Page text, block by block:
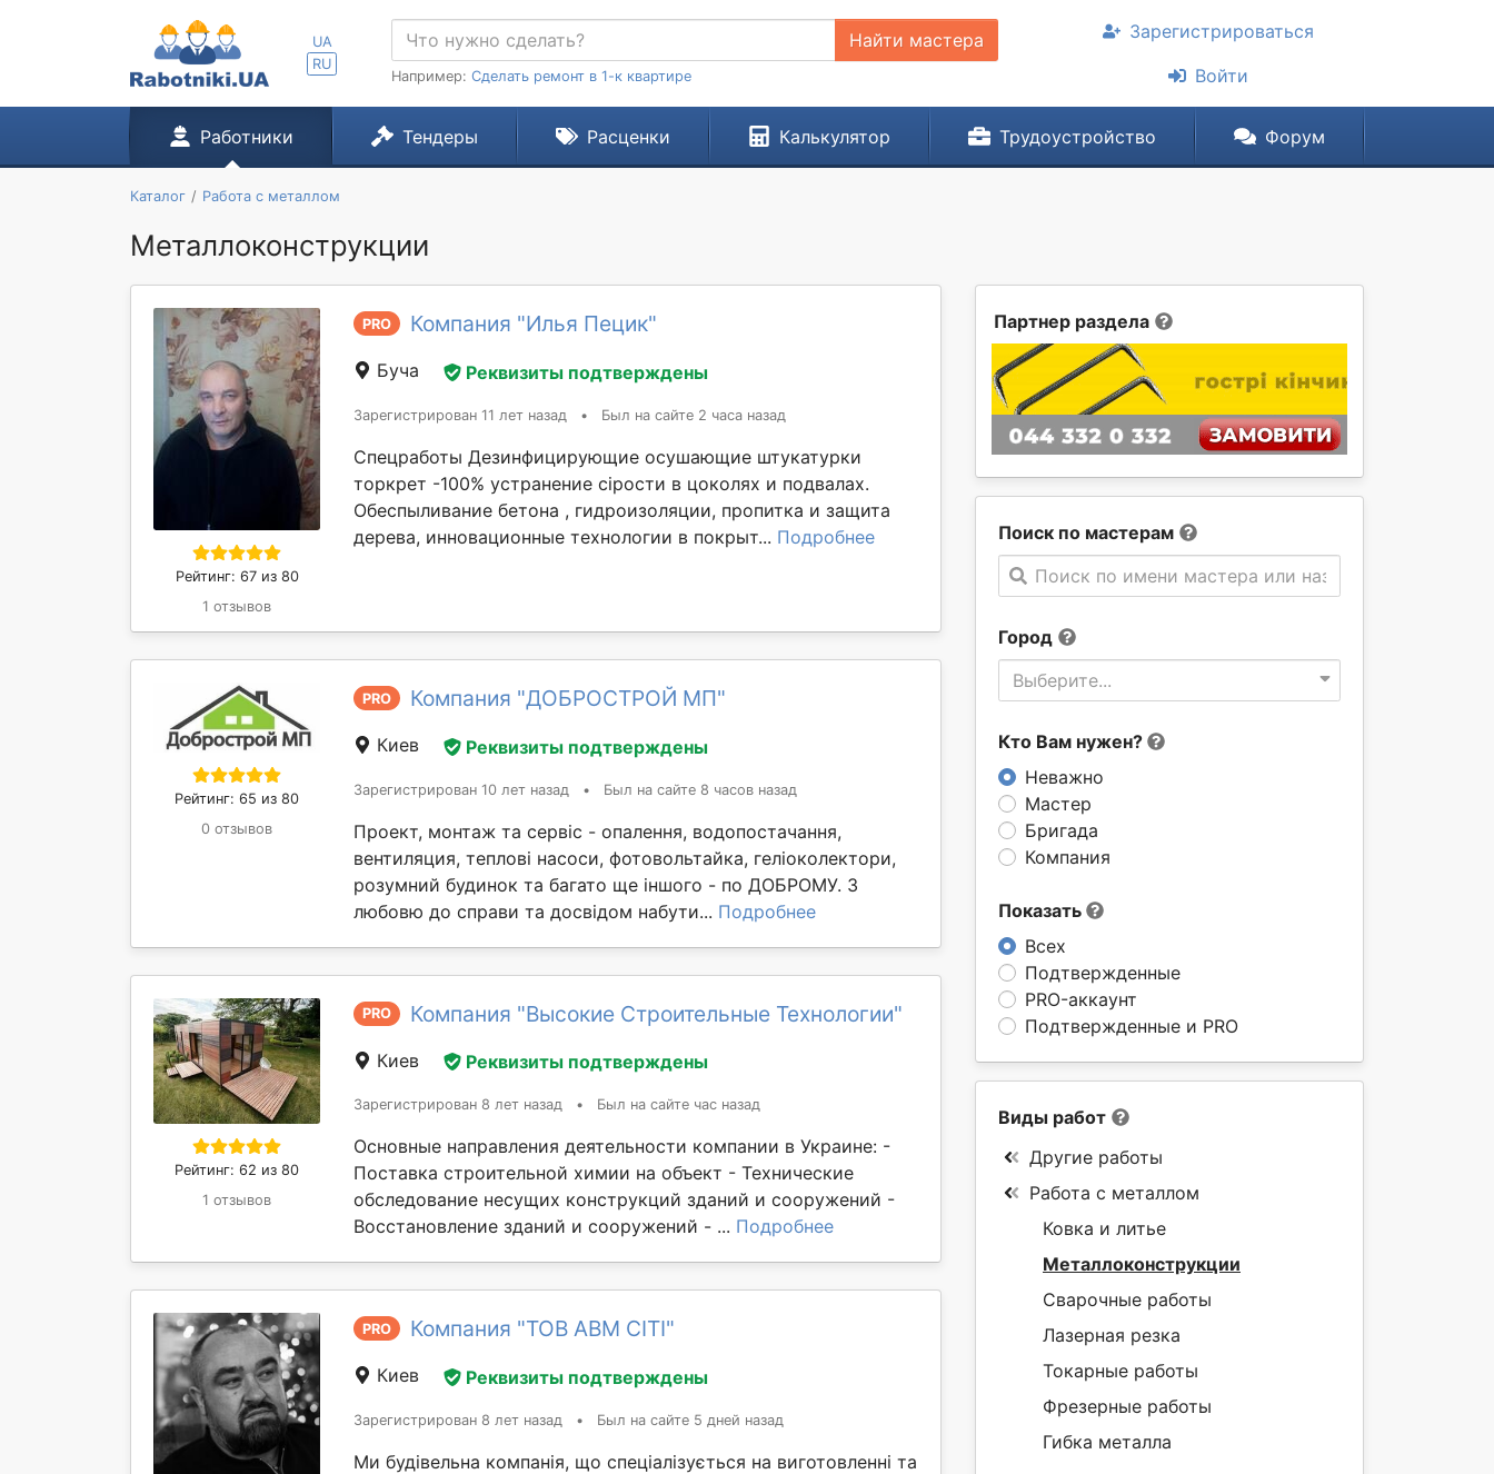
UA
RU
Найти мастера
Например: Сделать ремонт в 1-к квартире
Зарегистрироваться
Войти
Работники Тендеры Расценки Калькулятор Трудоустройство Форум
Каталог Работа с металлом
Металлоконструкции
Партнер раздела
Поиск по мастерам
Поиск по имени мастера или названии компании
Город
Выберите...
Кто Вам нужен?
Неважно
Мастер
Бригада
Компания
Показать
Всех
Подтвержденные
PRO-аккаунт
Подтвержденные и PRO
Рейтинг: 67 из 80
1 отзывов
PRO Компания "Илья Пецик"
Буча Реквизиты подтверждены
Зарегистрирован 11 лет назад • Был на сайте 2 часа назад
Спецработы Дезинфицирующие осушающие штукатурки
торкрет -100% устранение сірости в цоколях и подвалах.
Обеспыливание бетона , гидроизоляции, пропитка и защита
дерева, инновационные технологии в покрыт... Подробнее
Рейтинг: 65 из 80
0 отзывов
PRO Компания "ДОБРОСТРОЙ МП"
Киев Реквизиты подтверждены
Зарегистрирован 10 лет назад • Был на сайте 8 часов назад
Проект, монтаж та сервіс - опалення, водопостачання,
вентиляция, теплові насоси, фотовольтайка, геліоколектори,
розумний будинок та багато ще іншого - по ДОБРОМУ. З
любовю до справи та досвідом набути... Подробнее
Рейтинг: 62 из 80
1 отзывов
PRO Компания "Высокие Строительные Технологии"
Киев Реквизиты подтверждены
Зарегистрирован 8 лет назад • Был на сайте час назад
Основные направления деятельности компании в Украине: -
Поставка строительной химии на объект - Технические
обследование несущих конструкций зданий и сооружений -
Восстановление зданий и сооружений - ... Подробнее
PRO Компания "ТОВ АВМ СІТІ"
Киев Реквизиты подтверждены
Зарегистрирован 8 лет назад • Был на сайте 5 дней назад
Ми будівельна компанія, що спеціалізується на виготовленні та
Виды работ
Другие работы
Работа с металлом
Ковка и литье
Металлоконструкции
Сварочные работы
Лазерная резка
Токарные работы
Фрезерные работы
Гибка металла